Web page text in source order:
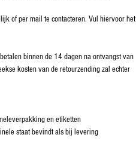
of per mail te contacteren. Vul hiervoor het
binnen de 14 dagen na ontvangst van
kosten van de retourzending zal echter
en etiketten
staat bevindt als bij levering